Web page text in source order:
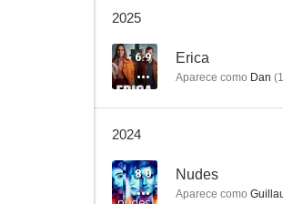
2025
6.9 Erica
Aparece como Dan (
2024
8.0 Nudes
Aparece como